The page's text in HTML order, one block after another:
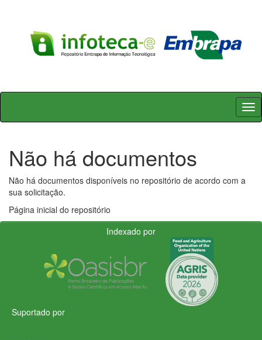
Skip
Não há documentos
Não há documentos disponíveis no repositório de acordo com a
sua solicitação.
Página inicial do repositório
Indexado por
Suportado por